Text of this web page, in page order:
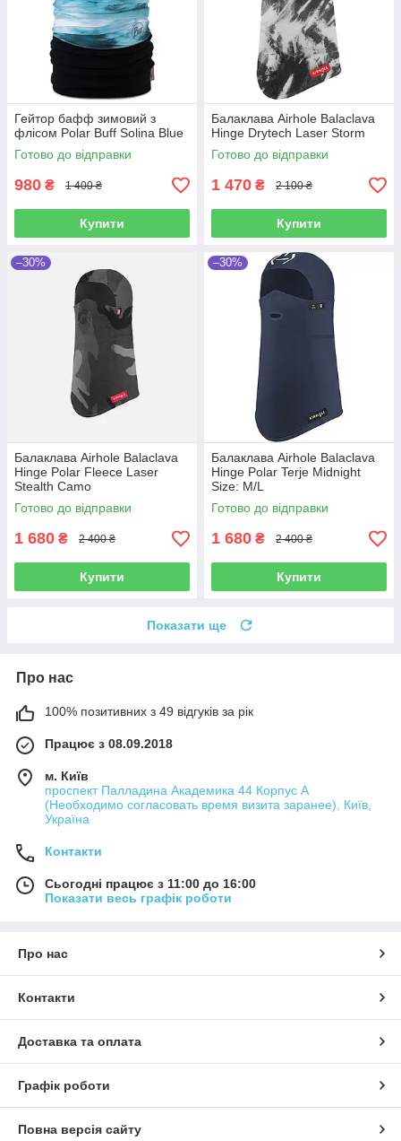
Гейтор бафф зимовий з
флісом Polar Buff Solina Blue
Готово до відправки
980 ₴ 1 400 ₴
Купити
Балаклава Airhole Balaclava
Hinge Drytech Laser Storm
Готово до відправки
1 470 ₴ 2 100 ₴
Купити
–30%
Балаклава Airhole Balaclava
Hinge Polar Fleece Laser
Stealth Camo
Готово до відправки
1 680 ₴ 2 400 ₴
Купити
–30%
Балаклава Airhole Balaclava
Hinge Polar Terje Midnight
Size: M/L
Готово до відправки
1 680 ₴ 2 400 ₴
Купити
Показати ще
Про нас
100% позитивних з 49 відгуків за рік
Працює з 08.09.2018
м. Київ
проспект Палладина Академика 44 Корпус А
(Необходимо согласовать время визита заранее), Київ,
Україна
Контакти
Сьогодні працює з 11:00 до 16:00
Показати весь графік роботи
Про нас
Контакти
Доставка та оплата
Графік роботи
Повна версія сайту